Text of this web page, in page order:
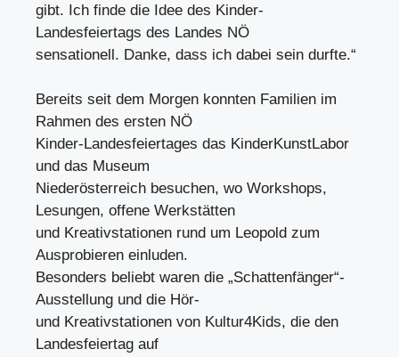
gibt. Ich finde die Idee des Kinder-
Landesfeiertags des Landes NÖ
sensationell. Danke, dass ich dabei sein durfte.“
Bereits seit dem Morgen konnten Familien im
Rahmen des ersten NÖ
Kinder-Landesfeiertages das KinderKunstLabor
und das Museum
Niederösterreich besuchen, wo Workshops,
Lesungen, offene Werkstätten
und Kreativstationen rund um Leopold zum
Ausprobieren einluden.
Besonders beliebt waren die „Schattenfänger“-
Ausstellung und die Hör-
und Kreativstationen von Kultur4Kids, die den
Landesfeiertag auf